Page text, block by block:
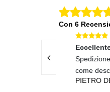
Con 6
Eccellente
Spedizione
come
PIETRO DE